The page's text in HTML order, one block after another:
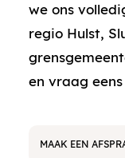
we ons
regio Hulst,
en vraag
MAAK EEN